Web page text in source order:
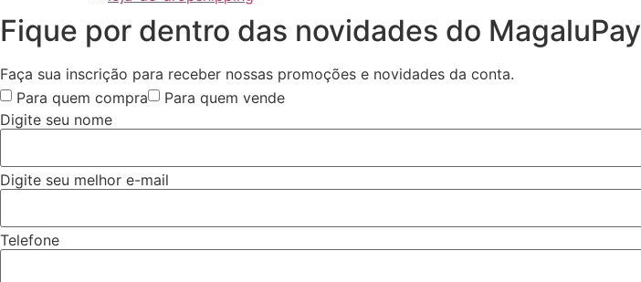
Fique por dentro das novidades do MagaluPay
Faça sua inscrição para receber nossas promoções e novidades da conta.
Para quem compra
Para quem vende
Digite seu nome
Digite seu melhor e-mail
Telefone